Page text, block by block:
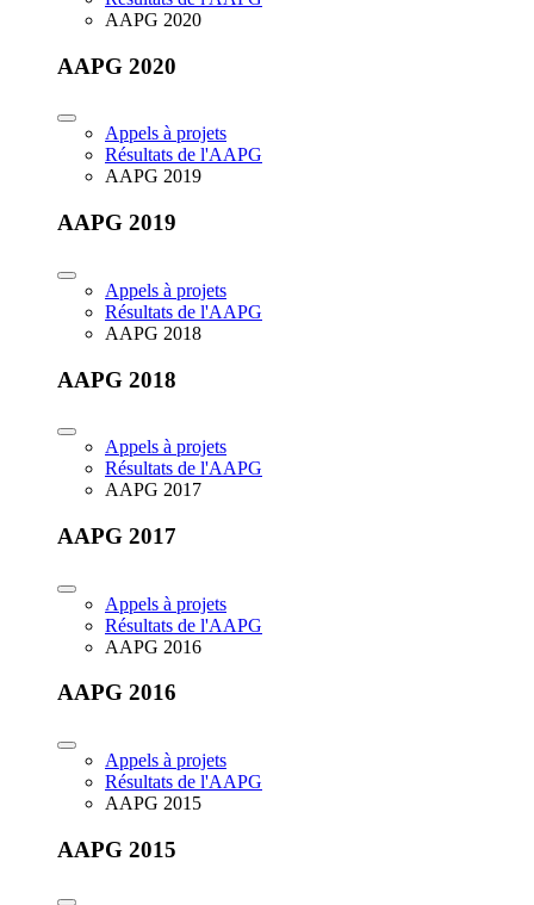
AAPG 2020
AAPG 2020
Appels à projets
Résultats de l'AAPG
AAPG 2019
AAPG 2019
Appels à projets
Résultats de l'AAPG
AAPG 2018
AAPG 2018
Appels à projets
Résultats de l'AAPG
AAPG 2017
AAPG 2017
Appels à projets
Résultats de l'AAPG
AAPG 2016
AAPG 2016
Appels à projets
Résultats de l'AAPG
AAPG 2015
AAPG 2015